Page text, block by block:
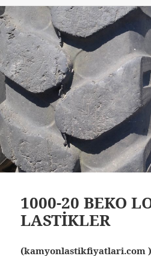
1000-20 BEKO
LASTİKLER
(kamyonlastikfiyatlari.com )